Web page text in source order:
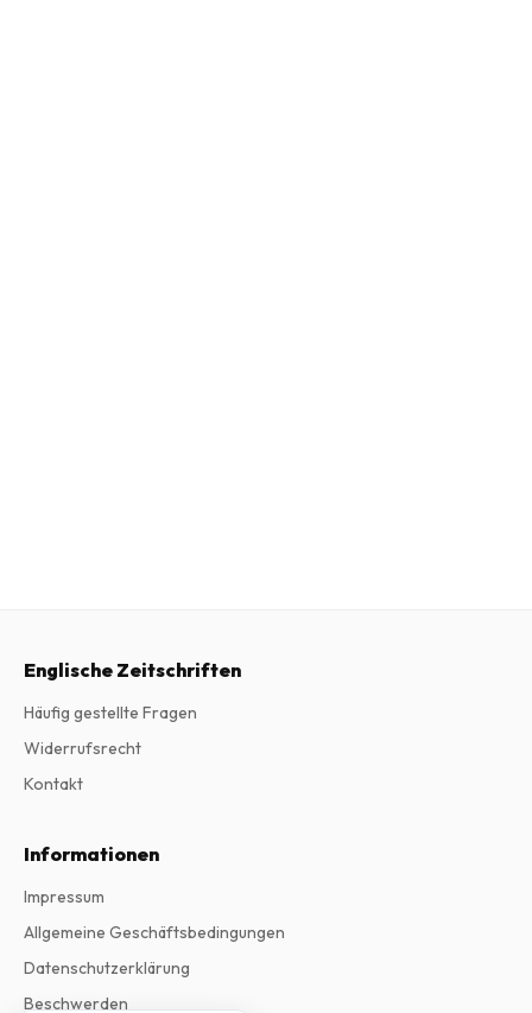
Englische Zeitschriften
Häufig gestellte Fragen
Widerrufsrecht
Kontakt
Informationen
Impressum
Allgemeine Geschäftsbedingungen
Datenschutzerklärung
Beschwerden